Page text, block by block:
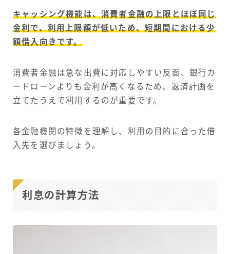
キャッシング機能は、消費者金融の上限とほぼ同じ
金利で、利用上限額が低いため、短期間における少
額借入向きです。
消費者金融は急な出費に対応しやすい反面、銀行カ
ードローンよりも金利が高くなるため、返済計画を
立てたうえで利用するのが重要です。
各金融機関の特徴を理解し、利用の目的に合った借
入先を選びましょう。
利息の計算方法